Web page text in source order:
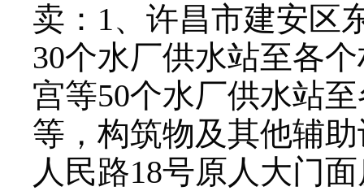
卖： 1、许昌市建安区
30个水厂供水站至各
宫等50个水厂供水站
等，构筑物及其他辅
人民路18号原人大门